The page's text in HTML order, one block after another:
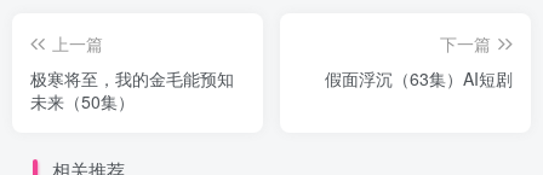
上一篇
极寒将至，我的金毛能预知
未来（50集）
下一篇
假面浮沉（63集）AI短剧
相关推荐